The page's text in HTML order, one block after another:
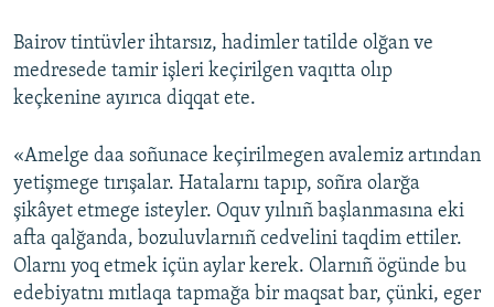
Bairov tintüvler ihtarsız, hadimler tatilde olğan ve
medresede tamir işleri keçirilgen vaqıtta olıp
keçkenine ayırıca diqqat ete.
«Amelge daa soñunace keçirilmegen avalemiz artından
yetişmege tırışalar. Hatalarnı tapıp, soñra olarğa
şikâyet etmege isteyler. Oquv yılnıñ başlanmasına eki
afta qalğanda, bozuluvlarnıñ cedvelini taqdim ettiler.
Olarnı yoq etmek içün aylar kerek. Olarnıñ ögünde bu
edebiyatnı mıtlaqa tapmağa bir maqsat bar, çünki, eger